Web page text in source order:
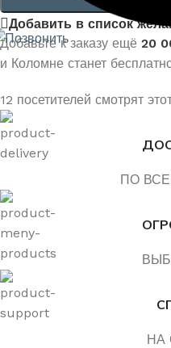
Добавить в список
Добавьте к заказу ещё 20
и Коломне станет
12 посетителей смотрят
ПО
НА